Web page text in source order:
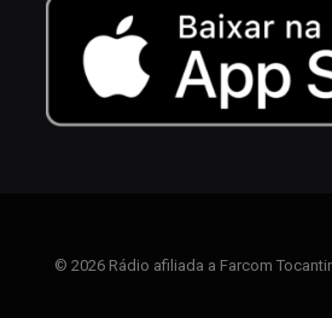
© 2026 Rádio afiliada a Farcom